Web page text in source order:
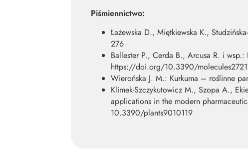
Piśmiennictwo:
Łażewska D., Miętkiewska K.,
276
Ballester P., Cerda B., Arcusa R. i
https://doi.org/10.3390/
Wierońska J. M.: Kurkuma – roślinne
Klimek-Szczykutowicz M., Szopa A.,
applications in the modern
10.3390/plants9010119